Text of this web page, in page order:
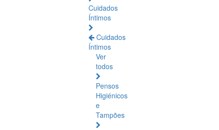
Cuidados
Íntimos
Cuidados
Íntimos
Ver
todos
Pensos
Higiénicos
e
Tampões